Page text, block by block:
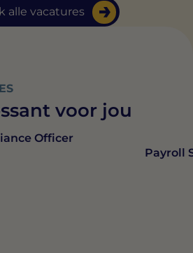
alle vacatures
voor jou
Officer
Payroll